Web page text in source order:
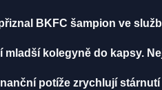
BKFC šampion ve
kolegyně do kapsy.
potíže zrychlují stárnutí